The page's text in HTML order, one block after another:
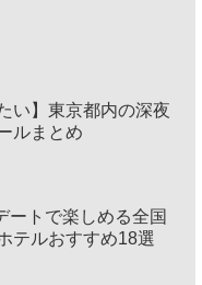
い】東京都内の深夜
ルまとめ
ートで楽しめる全国
テルおすすめ18選